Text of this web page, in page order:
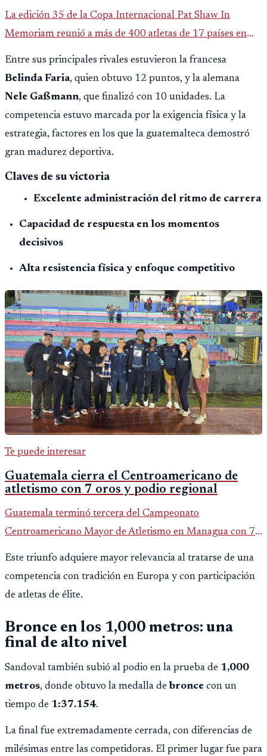
La edición 35 de la Copa Internacional Pat Shaw In
Memoriam reunió a más de 400 atletas de 17 países en
Entre sus principales rivales estuvieron la francesa
Belinda Faria, quien obtuvo 12 puntos, y la alemana
Nele Gaßmann, que finalizó con 10 unidades. La
competencia estuvo marcada por la exigencia física y la
estrategia, factores en los que la guatemalteca demostró
gran madurez deportiva.
Claves de su victoria
Excelente administración del ritmo de carrera
Capacidad de respuesta en los momentos
decisivos
Alta resistencia física y enfoque competitivo
Te puede interesar
Guatemala cierra el Centroamericano de
atletismo con 7 oros y podio regional
Guatemala terminó tercera del Campeonato
Centroamericano Mayor de Atletismo en Managua con 7
Este triunfo adquiere mayor relevancia al tratarse de una
competencia con tradición en Europa y con participación
de atletas de élite.
Bronce en los 1,000 metros: una
final de alto nivel
Sandoval también subió al podio en la prueba de 1,000
metros, donde obtuvo la medalla de bronce con un
tiempo de 1:37.154.
La final fue extremadamente cerrada, con diferencias de
milésimas entre las competidoras. El primer lugar fue para